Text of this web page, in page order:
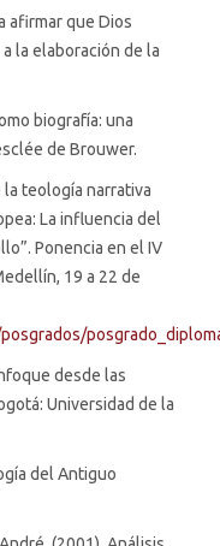
afirmar que Dios
la elaboración de la
biografía: una
de Brouwer.
la teología narrativa
La influencia del
Ponencia en el IV
19 a 22 de
desde las
Universidad de la
del Antiguo